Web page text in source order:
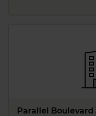
Parallel Boulevard